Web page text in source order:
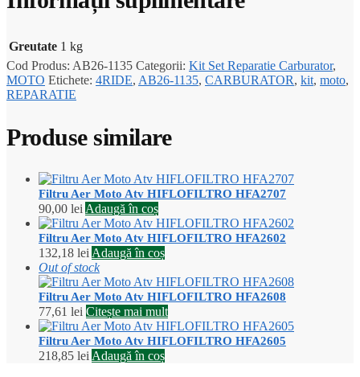
Greutate 1 kg
Cod Produs: AB26-1135 Categorii: Kit Set Reparatie Carburator,
MOTO Etichete: 4RIDE, AB26-1135, CARBURATOR, kit, moto,
REPARATIE
Produse similare
Filtru Aer Moto Atv HIFLOFILTRO HFA2707
90,00 lei Adaugă în coș
Filtru Aer Moto Atv HIFLOFILTRO HFA2602
132,18 lei Adaugă în coș
Out of stock
Filtru Aer Moto Atv HIFLOFILTRO HFA2608
77,61 lei Citește mai mult
Filtru Aer Moto Atv HIFLOFILTRO HFA2605
218,85 lei Adaugă în coș